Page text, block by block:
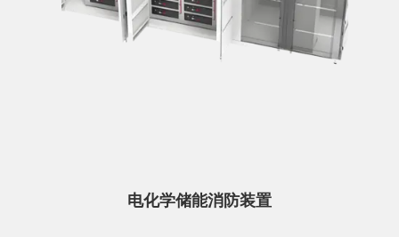
电化学储能消防装置